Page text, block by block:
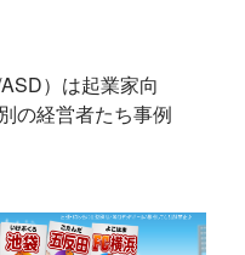
）は起業家向
の経営者たち事例